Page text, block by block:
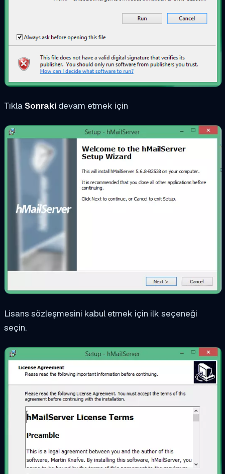
TıklaSonraki devam etmek için
Lisans sözleşmesini kabul etmek için ilk seçeneği
seçin.